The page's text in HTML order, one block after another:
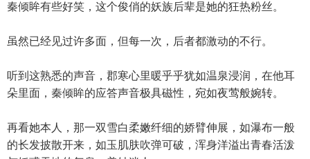
秦倾眸有些好笑，这个俊俏的妖族后辈是她的狂热粉丝。
虽然已经见过许多面，但每一次，后者都激动的不行。
听到这熟悉的声音，郡寒心里暖乎乎犹如温泉浸润，在他耳
朵里面，秦倾眸的应答声音极具磁性，宛如夜莺般婉转。
再看她本人，那一双雪白柔嫩纤细的娇臂伸展，如瀑布一般
的长发披散开来，如玉肌肤吹弹可破，浑身洋溢出青春活泼